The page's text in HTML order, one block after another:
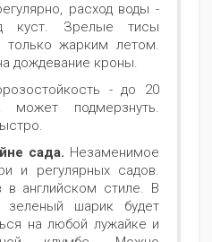
расход воды -
куст. Зрелые тисы
только жарким летом.
дождевание кроны.
- до 20
может подмерзнуть.
сада. Незаменимое
и регулярных садов.
в английском стиле. В
зеленый шарик будет
на любой лужайке и